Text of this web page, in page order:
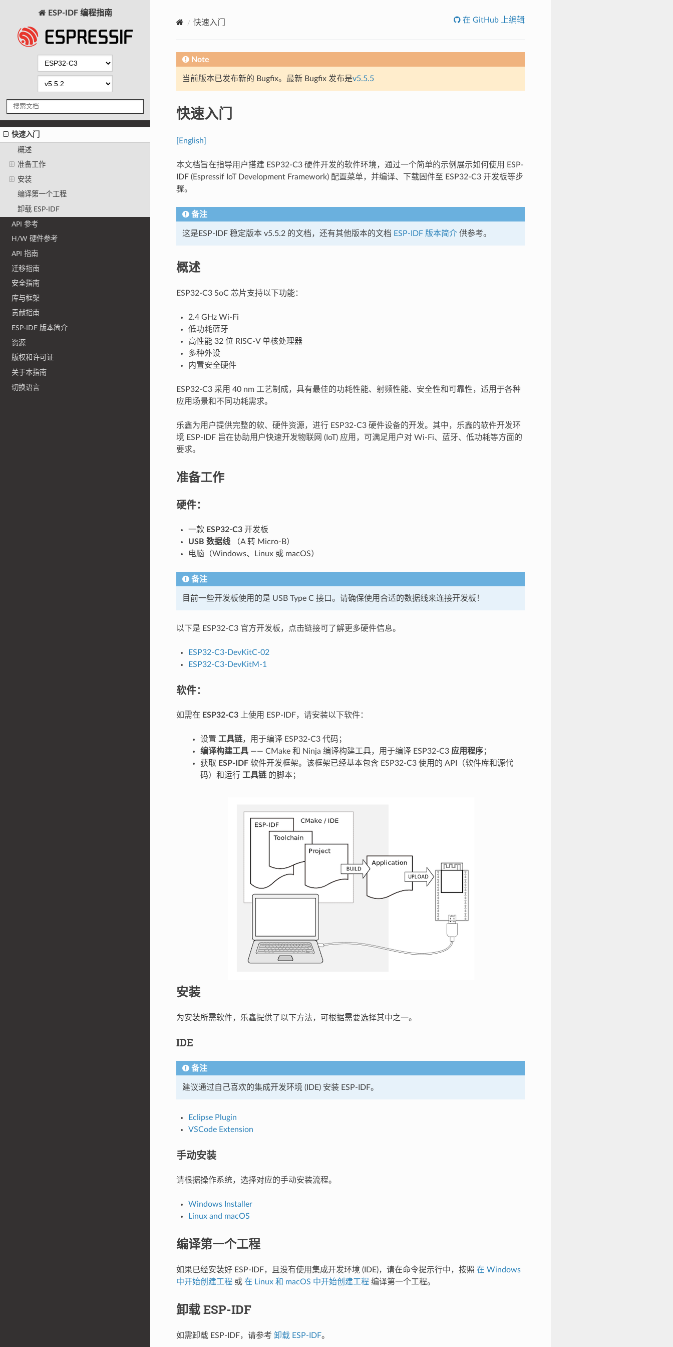
ESP-IDF 编程指南
快速入门
概述
准备工作
安装
编译第一个工程
卸载 ESP-IDF
API 参考
H/W 硬件参考
API 指南
迁移指南
安全指南
库与框架
贡献指南
ESP-IDF 版本简介
资源
版权和许可证
关于本指南
切换语言
快速入门 在 GitHub 上编辑
Note
当前版本已发布新的 Bugfix。最新 Bugfix 发布是v5.5.5
快速入门
[English]
本文档旨在指导用户搭建 ESP32-C3 硬件开发的软件环境，通过一个简单的示例展示如何使用 ESP-
IDF (Espressif IoT Development Framework) 配置菜单，并编译、下载固件至 ESP32-C3 开发板等步
骤。
备注
这是ESP-IDF 稳定版本 v5.5.2 的文档，还有其他版本的文档 ESP-IDF 版本简介供参考。
概述
ESP32-C3 SoC 芯片支持以下功能：
2.4 GHz Wi-Fi
低功耗蓝牙
高性能 32 位 RISC-V 单核处理器
多种外设
内置安全硬件
ESP32-C3 采用 40 nm 工艺制成，具有最佳的功耗性能、射频性能、安全性和可靠性，适用于各种
应用场景和不同功耗需求。
乐鑫为用户提供完整的软、硬件资源，进行 ESP32-C3 硬件设备的开发。其中，乐鑫的软件开发环
境 ESP-IDF 旨在协助用户快速开发物联网 (IoT) 应用，可满足用户对 Wi-Fi、蓝牙、低功耗等方面的
要求。
准备工作
硬件：
一款 ESP32-C3开发板
USB 数据线（A 转 Micro-B）
电脑（Windows、Linux 或 macOS）
备注
目前一些开发板使用的是 USB Type C 接口。请确保使用合适的数据线来连接开发板！
以下是 ESP32-C3 官方开发板，点击链接可了解更多硬件信息。
ESP32-C3-DevKitC-02
ESP32-C3-DevKitM-1
软件：
如需在 ESP32-C3上使用 ESP-IDF，请安装以下软件：
设置 工具链，用于编译 ESP32-C3 代码；
编译构建工具—— CMake 和 Ninja 编译构建工具，用于编译 ESP32-C3 应用程序；
获取 ESP-IDF软件开发框架。该框架已经基本包含 ESP32-C3 使用的 API（软件库和源代
码）和运行 工具链的脚本；
安装
为安装所需软件，乐鑫提供了以下方法，可根据需要选择其中之一。
IDE
备注
建议通过自己喜欢的集成开发环境 (IDE) 安装 ESP-IDF。
Eclipse Plugin
VSCode Extension
手动安装
请根据操作系统，选择对应的手动安装流程。
Windows Installer
Linux and macOS
编译第一个工程
如果已经安装好 ESP-IDF，且没有使用集成开发环境 (IDE)，请在命令提示行中，按照 在 Windows
中开始创建工程 或 在 Linux 和 macOS 中开始创建工程 编译第一个工程。
卸载 ESP-IDF
如需卸载 ESP-IDF，请参考 卸载 ESP-IDF。